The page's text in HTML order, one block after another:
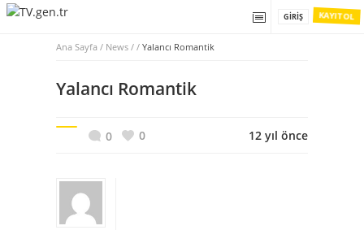
KAYIT OL
GIRIŞ
Ana Sayfa / News / / Yalancı Romantik
Yalancı Romantik
0 0 12 yıl önce